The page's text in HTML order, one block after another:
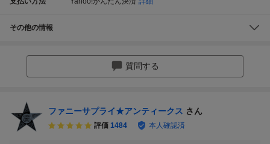
その他の情報
質問する
ファニーサプライ★アンティークス さん
評価 1484 本人確認済